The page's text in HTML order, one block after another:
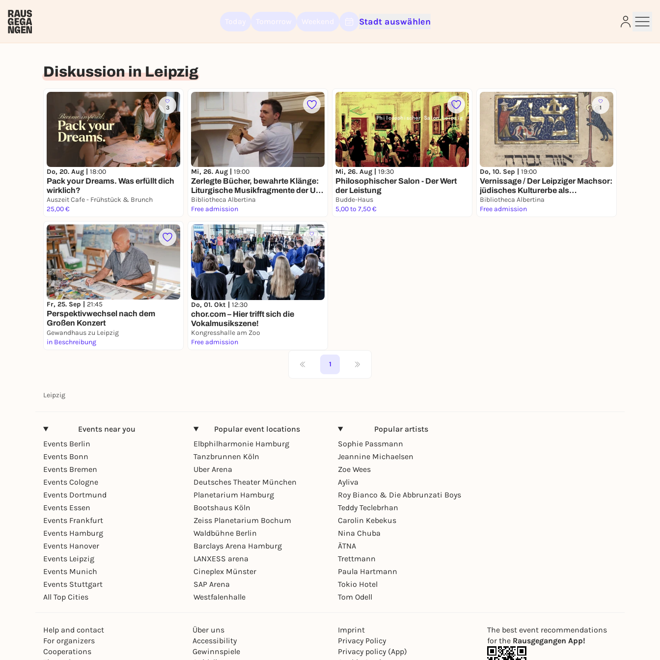
Stadt auswählen
Diskussion in Leipzig
3
Do, 20. Aug | 18:00
Pack your Dreams. Was erfüllt dich
wirklich?
Auszeit Cafe - Frühstück & Brunch
25,00 €
Mi, 26. Aug | 19:00
Zerlegte Bücher, bewahrte Klänge:
Liturgische Musikfragmente der UB
Leipzig
Bibliotheca Albertina
Free admission
Mi, 26. Aug | 19:30
Philosophischer Salon - Der Wert
der Leistung
Budde-Haus
5,00 to 7,50 €
1
Do, 10. Sep | 19:00
Vernissage / Der Leipziger Machsor:
jüdisches Kulturerbe als
Verpflichtung
Bibliotheca Albertina
Free admission
Fr, 25. Sep | 21:45
Perspektivwechsel nach dem
Großen Konzert
Gewandhaus zu Leipzig
in Beschreibung
1
Do, 01. Okt | 12:30
chor.com – Hier trifft sich die
Vokalmusikszene!
Kongresshalle am Zoo
Free admission
1
Leipzig
Events near you
Events Berlin
Events Bonn
Events Bremen
Events Cologne
Events Dortmund
Events Essen
Events Frankfurt
Events Hamburg
Events Hanover
Events Leipzig
Events Munich
Events Stuttgart
All Top Cities
Popular event locations
Elbphilharmonie Hamburg
Tanzbrunnen Köln
Uber Arena
Deutsches Theater München
Planetarium Hamburg
Bootshaus Köln
Zeiss Planetarium Bochum
Waldbühne Berlin
Barclays Arena Hamburg
LANXESS arena
Cineplex Münster
SAP Arena
Westfalenhalle
Popular artists
Sophie Passmann
Jeannine Michaelsen
Zoe Wees
Ayliva
Roy Bianco & Die Abbrunzati Boys
Teddy Teclebrhan
Carolin Kebekus
Nina Chuba
ÄTNA
Trettmann
Paula Hartmann
Tokio Hotel
Tom Odell
Help and contact
For organizers
Cooperations
Über uns
Accessibility
Gewinnspiele
Imprint
Privacy Policy
Privacy policy (App)
The best event recommendations
for the Rausgegangen App!
You already have an account?Log in now